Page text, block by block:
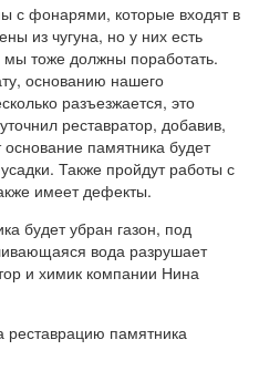
с фонарями, которые входят в
из чугуна, но у них есть
тоже должны поработать.
основанию нашего
разъезжается, это
реставратор, добавив,
памятника будет
Также пройдут работы с
имеет дефекты.
будет убран газон, под
вода разрушает
и химик компании Нина
реставрацию памятника